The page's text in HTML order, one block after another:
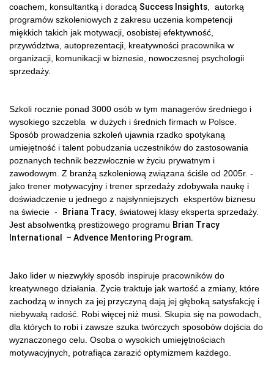
coachem, konsultantką i doradcą Success Insights , autorką
programów szkoleniowych z zakresu uczenia kompetencji
miękkich takich jak motywacji, osobistej efektywność,
przywództwa, autoprezentacji, kreatywności pracownika w
organizacji, komunikacji w biznesie, nowoczesnej psychologii
sprzedaży.
Szkoli rocznie ponad 3000 osób w tym managerów średniego i
wysokiego szczebla w dużych i średnich firmach w Polsce.
Sposób prowadzenia szkoleń ujawnia rzadko spotykaną
umiejętność i talent pobudzania uczestników do zastosowania
poznanych technik bezzwłocznie w życiu prywatnym i
zawodowym. Z branżą szkoleniową związana ściśle od 2005r. -
jako trener motywacyjny i trener sprzedaży zdobywała naukę i
doświadczenie u jednego z najsłynniejszych ekspertów biznesu
na świecie - Briana Tracy , światowej klasy eksperta sprzedaży.
Jest absolwentką prestiżowego programu Brian Tracy
International – Advence Mentoring Program.
Jako lider w niezwykły sposób inspiruje pracowników do
kreatywnego działania. Życie traktuje jak wartość a zmiany, które
zachodzą w innych za jej przyczyną dają jej głęboką satysfakcję i
niebywałą radość. Robi więcej niż musi. Skupia się na powodach,
dla których to robi i zawsze szuka twórczych sposobów dojścia do
wyznaczonego celu. Osoba o wysokich umiejętnościach
motywacyjnych, potrafiąca zarazić optymizmem każdego.